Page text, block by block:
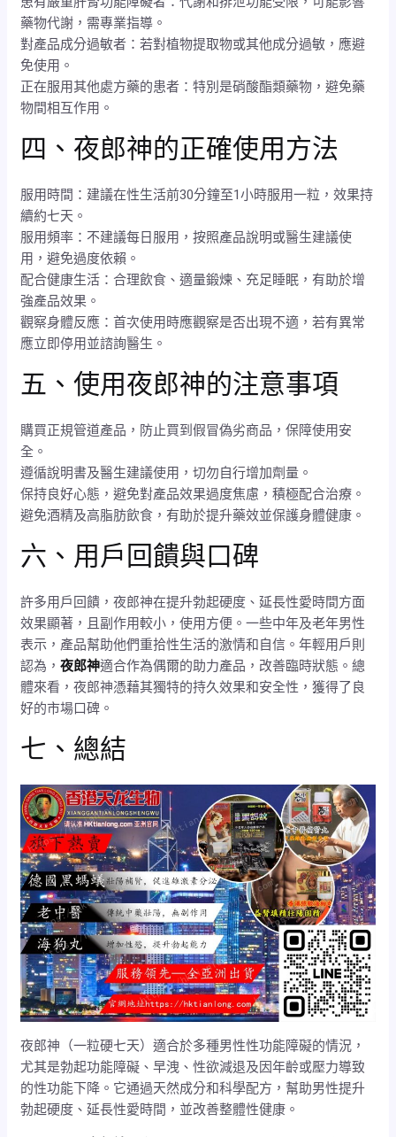
藥物代謝，需專業指導。
對產品成分過敏者：若對植物提取物或其他成分過敏，應避
免使用。
正在服用其他處方藥的患者：特別是硝酸酯類藥物，避免藥
物間相互作用。
四、夜郎神的正確使用方法
服用時間：建議在性生活前30分鐘至1小時服用一粒，效果持
續約七天。
服用頻率：不建議每日服用，按照產品說明或醫生建議使
用，避免過度依賴。
配合健康生活：合理飲食、適量鍛煉、充足睡眠，有助於增
強產品效果。
觀察身體反應：首次使用時應觀察是否出現不適，若有異常
應立即停用並諮詢醫生。
五、使用夜郎神的注意事項
購買正規管道產品，防止買到假冒偽劣商品，保障使用安
全。
遵循說明書及醫生建議使用，切勿自行增加劑量。
保持良好心態，避免對產品效果過度焦慮，積極配合治療。
避免酒精及高脂肪飲食，有助於提升藥效並保護身體健康。
六、用戶回饋與口碑
許多用戶回饋，夜郎神在提升勃起硬度、延長性愛時間方面
效果顯著，且副作用較小，使用方便。一些中年及老年男性
表示，產品幫助他們重拾性生活的激情和自信。年輕用戶則
認為，夜郎神適合作為偶爾的助力產品，改善臨時狀態。總
體來看，夜郎神憑藉其獨特的持久效果和安全性，獲得了良
好的市場口碑。
七、總結
夜郎神（一粒硬七天）適合於多種男性性功能障礙的情況，
尤其是勃起功能障礙、早洩、性欲減退及因年齡或壓力導致
的性功能下降。它通過天然成分和科學配方，幫助男性提升
勃起硬度、延長性愛時間，並改善整體性健康。